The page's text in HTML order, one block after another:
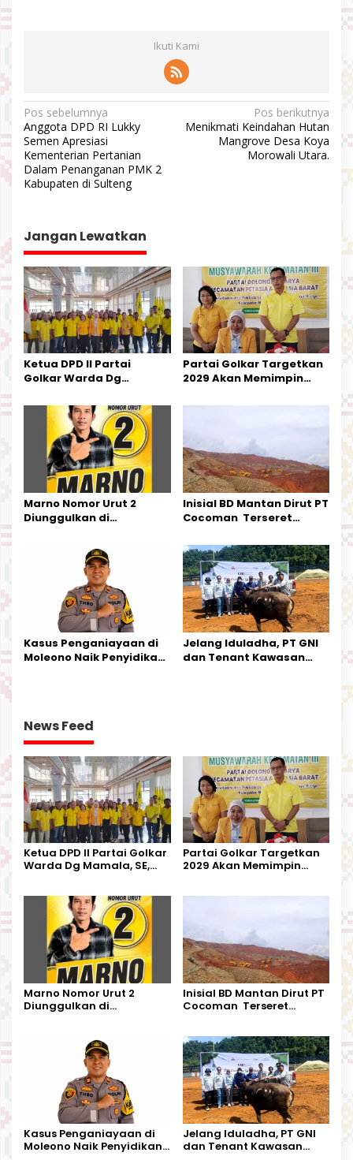
Ikuti Kami
N
a
v
i
a
s
i
p
o
s
Pos sebelumnya
Anggota DPD RI Lukky
Semen Apresiasi
Kementerian Pertanian
Dalam Penanganan PMK 2
Kabupaten di Sulteng
Pos berikutnya
Menikmati Keindahan Hutan
Mangrove Desa Koya
Morowali Utara.
Jangan Lewatkan
Ketua DPD II Partai
Golkar Warda Dg
Pengurus Parti
Kecamatan Petasia dan
Kecamatan Petbar
Partai Golkar Targetkan
2029 Akan Memimpin
Marno Nomor Urut 2
Diunggulkan di
Kesederhanaannya Jadi
Harapan Warga
Inisial BD Mantan Dirut PT
Cocoman Terseret
Tata Kelola Tambang
Kalimantan Barat
Kasus Penganiayaan di
Moleono Naik Penyidikan,
Jelang Iduladha, PT GNI
dan Tenant Kawasan
News Feed
Ketua DPD II Partai Golkar
Warda Dg Mamala, SE,
Kecamatan Petbar
Partai Golkar Targetkan
2029 Akan Memimpin
Marno Nomor Urut 2
Diunggulkan di
Harapan Warga
Inisial BD Mantan Dirut PT
Cocoman Terseret
Kalimantan Barat
Kasus Penganiayaan di
Moleono Naik Penyidikan,
Jelang Iduladha, PT GNI
dan Tenant Kawasan